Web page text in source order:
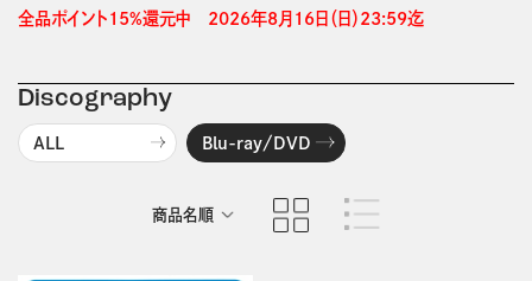
全品ポイント15%還元中　2026年8月16日（日）23:59迄
Discography
ALL Blu-ray/DVD
商品名順